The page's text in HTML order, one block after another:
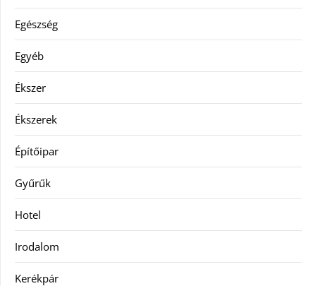
Egészség
Egyéb
Ékszer
Ékszerek
Építőipar
Gyűrűk
Hotel
Irodalom
Kerékpár